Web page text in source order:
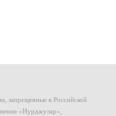
запрещенные в Российской
«Нурджулар»,